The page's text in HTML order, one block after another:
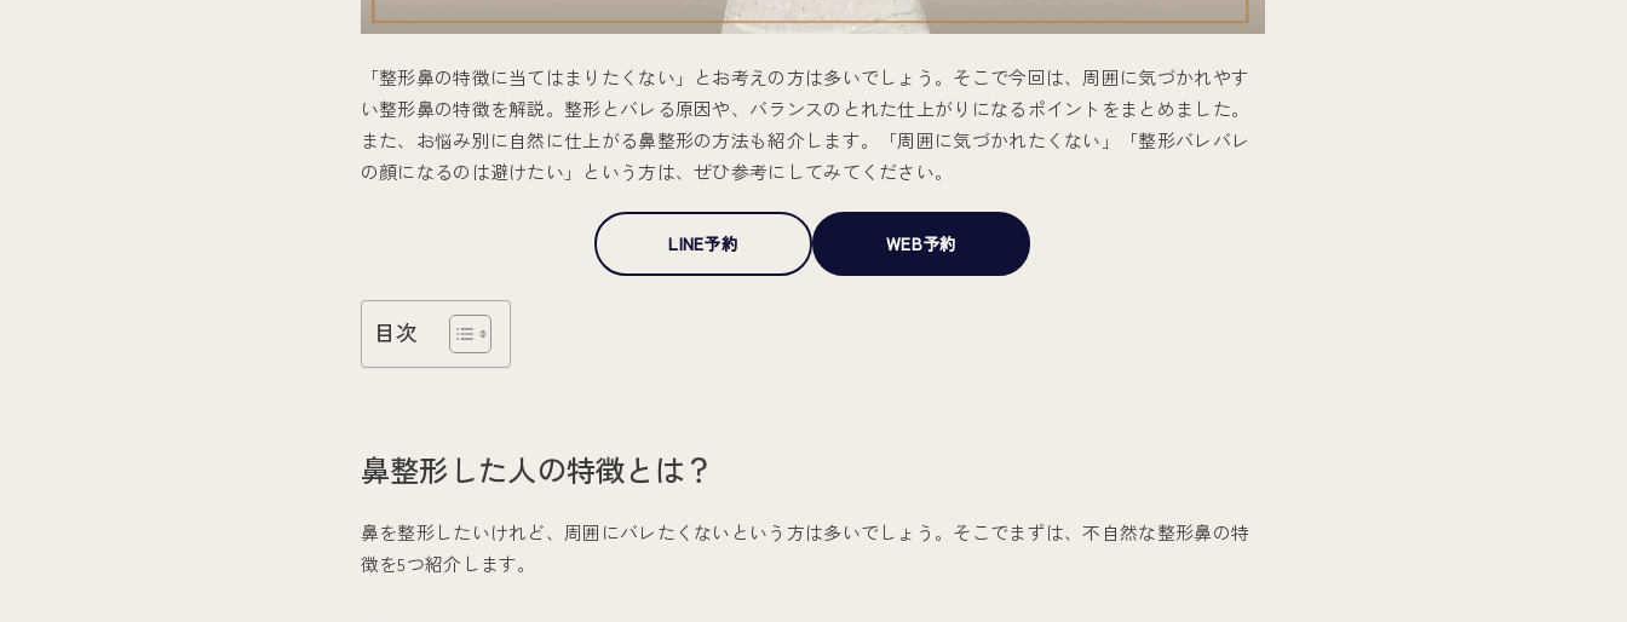
「整形鼻の特徴に当てはまりたくない」とお考えの方は多いでしょう。そこで今回は、周囲に気づかれやす
い整形鼻の特徴を解説。整形とバレる原因や、バランスのとれた仕上がりになるポイントをまとめました。
また、お悩み別に自然に仕上がる鼻整形の方法も紹介します。「周囲に気づかれたくない」「整形バレバレ
の顔になるのは避けたい」という方は、ぜひ参考にしてみてください。
LINE予約 WEB予約
目次
鼻整形した人の特徴とは？
鼻を整形したいけれど、周囲にバレたくないという方は多いでしょう。そこでまずは、不自然な整形鼻の特
徴を5つ紹介します。